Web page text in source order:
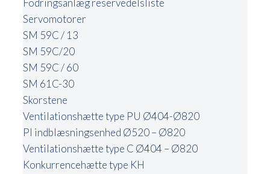
Fodringsanlæg reservedelsliste
Servomotorer
SM 59C / 13
SM 59C/20
SM 59C / 60
SM 61C-30
Skorstene
Ventilationshætte type PU Ø404-Ø820
PI indblæsningsenhed Ø520 – Ø820
Ventilationshætte type C Ø404 – Ø820
Konkurrencehætte type KH